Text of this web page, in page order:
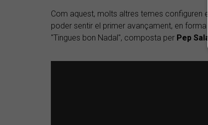
Com aquest, molts altres temes configuren
poder sentir el primer avançament, en
"Tingues bon Nadal", composta per Pep Sala